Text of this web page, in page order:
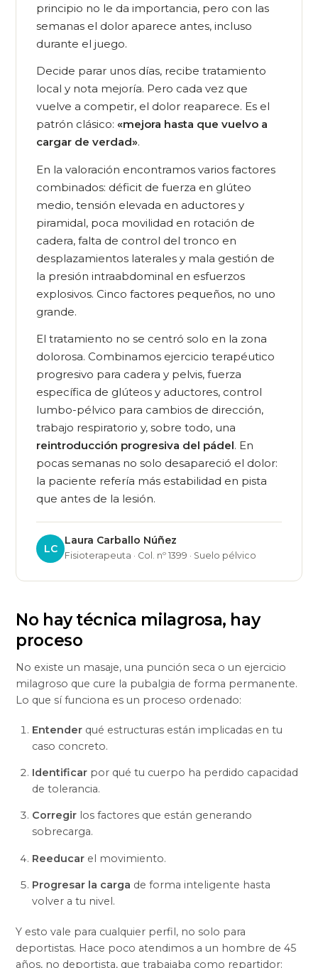
principio no le da importancia, pero con las
semanas el dolor aparece antes, incluso
durante el juego.
Decide parar unos días, recibe tratamiento
local y nota mejoría. Pero cada vez que
vuelve a competir, el dolor reaparece. Es el
patrón clásico: «mejora hasta que vuelvo a
cargar de verdad».
En la valoración encontramos varios factores
combinados: déficit de fuerza en glúteo
medio, tensión elevada en aductores y
piramidal, poca movilidad en rotación de
cadera, falta de control del tronco en
desplazamientos laterales y mala gestión de
la presión intraabdominal en esfuerzos
explosivos. Cinco factores pequeños, no uno
grande.
El tratamiento no se centró solo en la zona
dolorosa. Combinamos ejercicio terapéutico
progresivo para cadera y pelvis, fuerza
específica de glúteos y aductores, control
lumbo-pélvico para cambios de dirección,
trabajo respiratorio y, sobre todo, una
reintroducción progresiva del pádel. En
pocas semanas no solo desapareció el dolor:
la paciente refería más estabilidad en pista
que antes de la lesión.
LC
Laura Carballo Núñez
Fisioterapeuta · Col. nº 1399 · Suelo pélvico
No hay técnica milagrosa, hay
proceso
No existe un masaje, una punción seca o un ejercicio
milagroso que cure la pubalgia de forma permanente.
Lo que sí funciona es un proceso ordenado:
Entender qué estructuras están implicadas en tu
caso concreto.
Identificar por qué tu cuerpo ha perdido capacidad
de tolerancia.
Corregir los factores que están generando
sobrecarga.
Reeducar el movimiento.
Progresar la carga de forma inteligente hasta
volver a tu nivel.
Y esto vale para cualquier perfil, no solo para
deportistas. Hace poco atendimos a un hombre de 45
años, no deportista, que trabajaba como repartidor: